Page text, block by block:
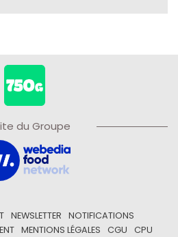
du Groupe
NEWSLETTER
NOTIFICATIONS
MENTIONS LÉGALES CGU
CPU